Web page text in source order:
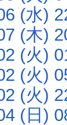
(水)
(木)
(火)
(火)
(火)
(日)